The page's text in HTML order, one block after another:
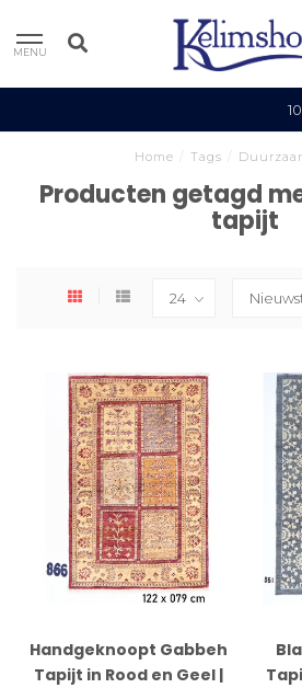
MENU
100% Wool
Home Tags
Producten getagd
tapijt
Handgeknoopt Gabbeh
Tapijt in Rood en Geel |